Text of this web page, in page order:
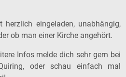
eingeladen, unabhängig,
ob man einer Kirche angehört.
Infos melde dich sehr gern bei
oder schau einfach mal